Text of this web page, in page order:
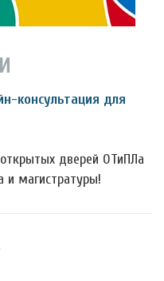
консультация для
дверей ОТиПЛа
и магистратуры!